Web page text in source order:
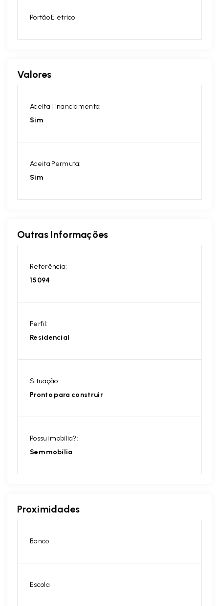
Portão Elétrico
Valores
Aceita Financiamento:
Sim
Aceita Permuta:
Sim
Outras Informações
Referência:
15094
Perfil:
Residencial
Situação:
Pronto para construir
Possui mobília?:
Sem mobília
Proximidades
Banco
Escola